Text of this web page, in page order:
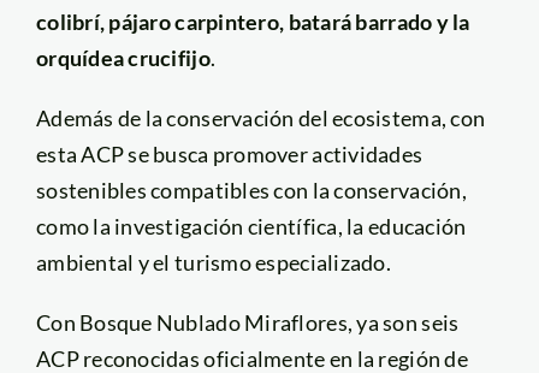
colibrí, pájaro carpintero, batará barrado y la
orquídea crucifijo.
Además de la conservación del ecosistema, con
esta ACP se busca promover actividades
sostenibles compatibles con la conservación,
como la investigación científica, la educación
ambiental y el turismo especializado.
Con Bosque Nublado Miraflores, ya son seis
ACP reconocidas oficialmente en la región de